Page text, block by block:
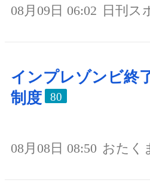
08月09日 06:02 日刊ス
インプレゾンビ終
制度
80
08月08日 08:50 おたく